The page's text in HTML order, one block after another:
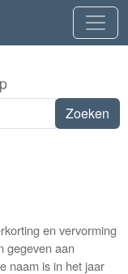
en vervorming
gegeven aan
naam is in het jaar